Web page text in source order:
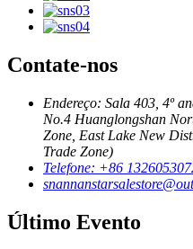
Contate-nos
Endereço: Sala 403, 4º
No.4 Huanglongshan
Zone, East Lake New
Trade Zone)
Telefone: +86
Último Evento